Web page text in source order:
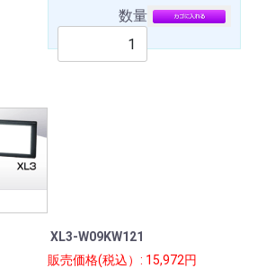
数量
XL3-W09KW121
販売価格(税込）: 15,972円